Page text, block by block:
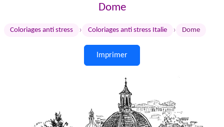
Dome
Coloriages anti stress › Coloriages anti stress Italie › Dome
Imprimer